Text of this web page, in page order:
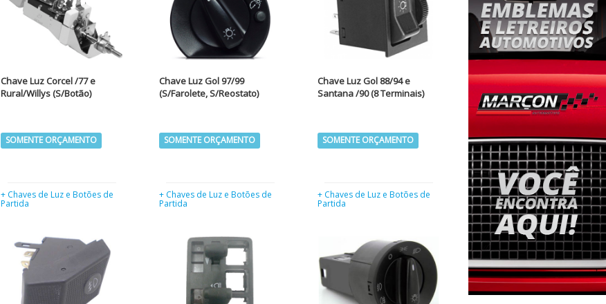
Chave Luz Corcel /77 e
Rural/Willys (S/Botão)
SOMENTE ORÇAMENTO
+ Chaves de Luz e Botões de
Partida
Chave Luz Gol 97/99
(S/Farolete, S/Reostato)
SOMENTE ORÇAMENTO
+ Chaves de Luz e Botões de
Partida
Chave Luz Gol 88/94 e
Santana /90 (8 Terminais)
SOMENTE ORÇAMENTO
+ Chaves de Luz e Botões de
Partida